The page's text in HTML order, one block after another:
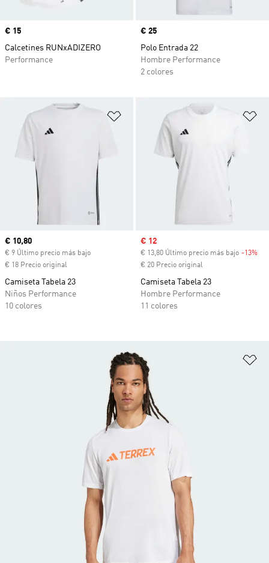
Precio
€ 15
Calcetines RUNxADIZERO
Performance
Precio
€ 25
Polo Entrada 22
Hombre Performance
2 colores
Añadir a la lista de deseos
Precio actual
€ 10,80
€ 9 Último precio más bajo
€ 18 Precio original
Camiseta Tabela 23
Niños Performance
10 colores
Precio de venta
€ 12
€ 13,80 Último precio más bajo -13%
€ 20 Precio original
Camiseta Tabela 23
Hombre Performance
11 colores